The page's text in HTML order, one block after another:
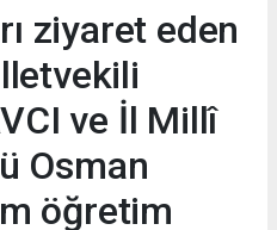
ziyaret eden
ve İl Millî
Osman
öğretim